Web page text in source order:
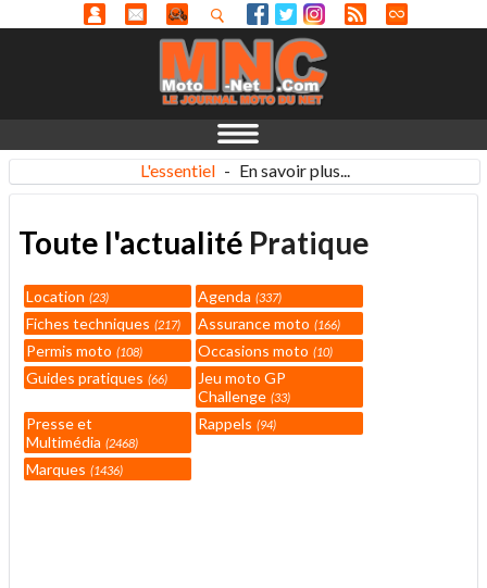
L'essentiel - En savoir plus...
Toute l'actualité Pratique
Location 23 Agenda 337
Fiches techniques 217 Assurance moto 166
Permis moto 108 Occasions moto 10
Guides pratiques 66
Jeu moto GP
Challenge 33
Presse et
Multimédia
2468
Rappels 94
Marques 1436